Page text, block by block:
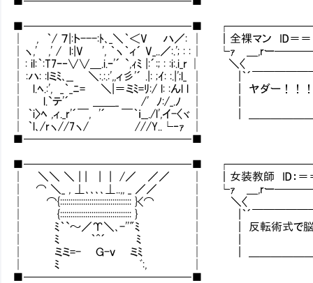
■───────────────■
│ , ｀/ ７|:ト---:ﾄ､_＼｀＜V ハ／: │ ｜全裸マン ID＝＝
│ ヽ,' ,' / l:|V ', ｀ヽ｀ィ´ V_..／:.'; : : │ └ｧ ＿,rー
│ : il:｀:T7ｰ‐∨∨＿.i.ｰ'´ `,ｨﾐ |:´:; : :i:.i_r │ ＼〈
│ :ハ: :lミﾐ､__ ＼:.:.:',,ィ彡'´ .|: ;ｲ: :.|';l_ │ |｀´￣￣￣￣￣
│ l.ﾍ.:', _｀_ﾆ= ＼|＝ミﾐ=ﾘ:/ l: :んl l │ | ヤダー！！
│ l.`テ'´ ＿＿_ /' ﾉ:/_.ﾉ │ |
│ ｀i〉ﾍ ,ィ._r'´￣, '´ ￣｀ｉ__./l',イ-〈ヾ │ | ＿＿＿＿＿
│ ｀l､/rヽ//7ヽ/ ///Y..└‐ｧ │
■───────────────■
■───────────────■
│ ＼＼ ＼ | | | | /／ ／／ │ ｜女装教師 ID：＝
│ ⌒ ＼_ , ⊥､､､､⊥..,, _ ／／ │ └ｧ ＿,rー
│ ⌒{:::::::::::::::::::::::::::::::::: }<⌒ │ ＼〈
│ {:::::::::::::::::::::::::::::::::: } │ |｀´￣￣￣￣￣￣￣
│ ﾐ｀`～／Υ＼､-''"ﾐ │ | 反転術式で脳味
│ ﾐ ｀^´ ﾐ │ |
│ ミミ=- Ｇ-ｖ ミﾐ │ | ＿＿＿＿＿＿＿＿＿
│ ﾐ ﾞ:, │
■───────────────■